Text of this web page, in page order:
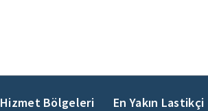
Hizmet Bölgeleri En Yakın Lastikçi